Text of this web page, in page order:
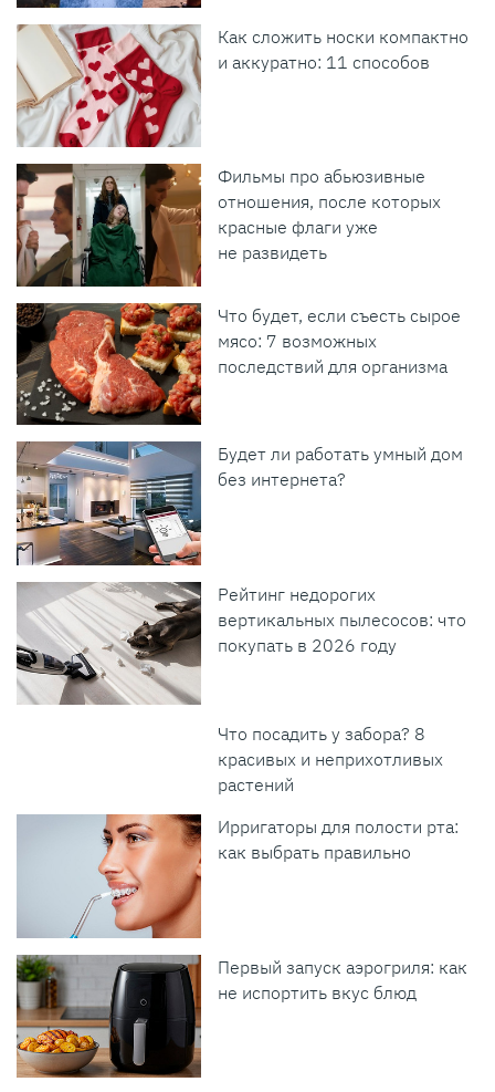
Как сложить носки компактно
и аккуратно: 11 способов
Фильмы про абьюзивные
отношения, после которых
красные флаги уже
не развидеть
Что будет, если съесть сырое
мясо: 7 возможных
последствий для организма
Будет ли работать умный дом
без интернета?
Рейтинг недорогих
вертикальных пылесосов: что
покупать в 2026 году
Что посадить у забора? 8
красивых и неприхотливых
растений
Ирригаторы для полости рта:
как выбрать правильно
Первый запуск аэрогриля: как
не испортить вкус блюд